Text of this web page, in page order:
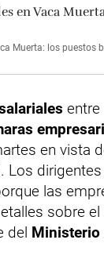
Muerta: los puestos
entre
en vista
Los
las
sobre
del Ministerio